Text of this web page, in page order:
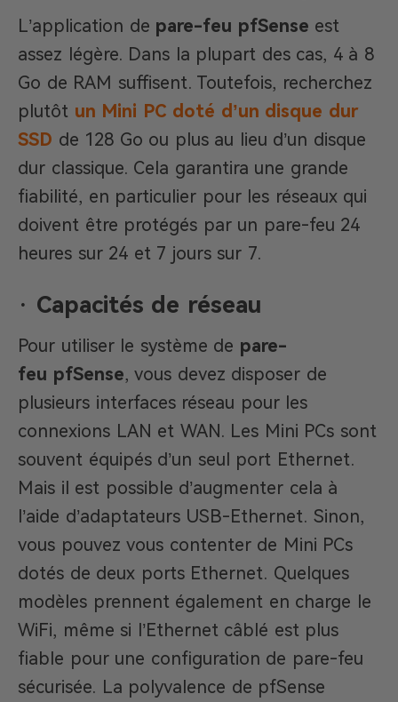
L’application de pare-feu pfSense est
assez légère. Dans la plupart des cas, 4 à 8
Go de RAM suffisent. Toutefois, recherchez
plutôt un Mini PC doté d’un disque dur
SSD de 128 Go ou plus au lieu d’un disque
dur classique. Cela garantira une grande
fiabilité, en particulier pour les réseaux qui
doivent être protégés par un pare-feu 24
heures sur 24 et 7 jours sur 7.
· Capacités de réseau
Pour utiliser le système de pare-
feu pfSense, vous devez disposer de
plusieurs interfaces réseau pour les
connexions LAN et WAN. Les Mini PCs sont
souvent équipés d’un seul port Ethernet.
Mais il est possible d’augmenter cela à
l’aide d’adaptateurs USB-Ethernet. Sinon,
vous pouvez vous contenter de Mini PCs
dotés de deux ports Ethernet. Quelques
modèles prennent également en charge le
WiFi, même si l’Ethernet câblé est plus
fiable pour une configuration de pare-feu
sécurisée. La polyvalence de pfSense